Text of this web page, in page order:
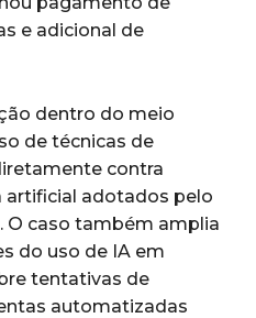
e adicional de
dentro do meio
de técnicas de
contra
artificial adotados pelo
O caso também amplia
do uso de IA em
tentativas de
automatizadas